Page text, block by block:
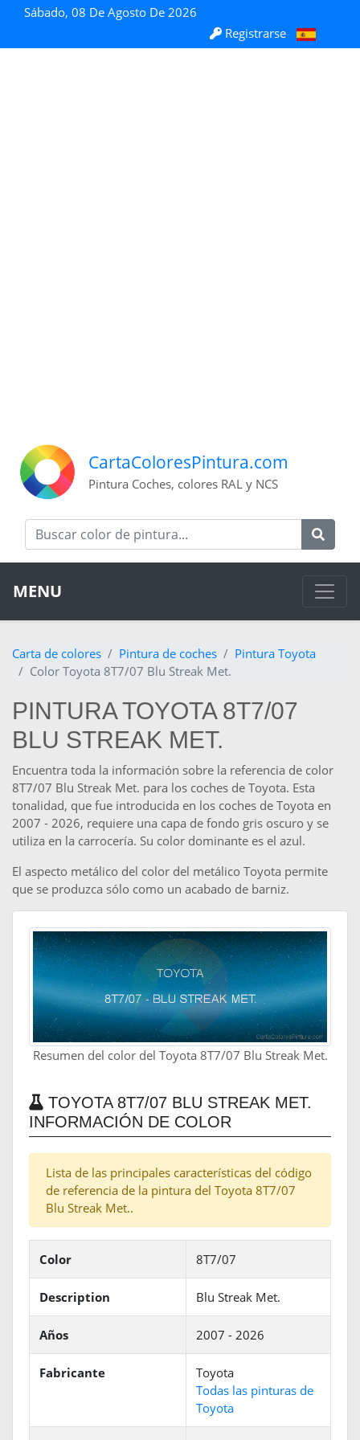
Sábado, 08 De Agosto De 2026
Registrarse
CartaColoresPintura.com
Pintura Coches, colores RAL y NCS
MENU
Carta de colores Pintura de coches
Pintura Toyota
Color Toyota 8T7/07 Blu Streak Met.
PINTURA TOYOTA 8T7/07
BLU STREAK MET.
Encuentra toda la información sobre la referencia de color
8T7/07 Blu Streak Met. para los coches de Toyota. Esta
tonalidad, que fue introducida en los coches de Toyota en
2007 - 2026, requiere una capa de fondo gris oscuro y se
utiliza en la carrocería. Su color dominante es el azul.
El aspecto metálico del color del metálico Toyota permite
que se produzca sólo como un acabado de barniz.
Resumen del color del Toyota 8T7/07 Blu Streak Met.
TOYOTA 8T7/07 BLU STREAK MET.
INFORMACIÓN DE COLOR
Lista de las principales características del código
de referencia de la pintura del Toyota 8T7/07
Blu Streak Met..
Color 8T7/07
Description Blu Streak Met.
Años 2007 - 2026
Fabricante
Toyota
Todas las pinturas de
Toyota